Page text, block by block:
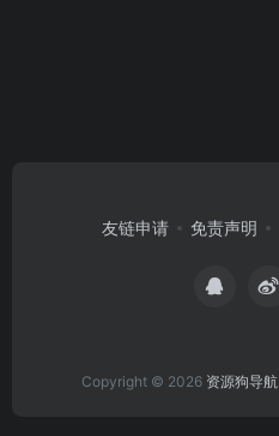
友链申请 免责声明
Copyright © 2026 资源狗导航